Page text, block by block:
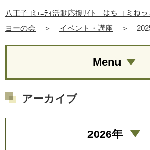
八王子ｺﾐｭﾆﾃｨ活動応援ｻｲﾄ はちコミねっ
ヨーの会
＞ イベント・講座 ＞
Menu
アーカイブ
2026年